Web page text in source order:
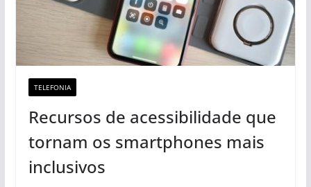
TELEFONIA
Recursos de acessibilidade que
tornam os smartphones mais
inclusivos